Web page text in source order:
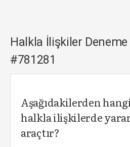
Halkla İlişkiler Deneme
#781281
Aşağıdakilerden
halkla ilişkilerde
araçtır?